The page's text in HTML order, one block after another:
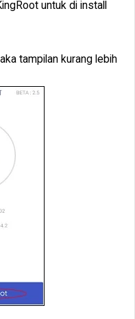
untuk di install
tampilan kurang lebih